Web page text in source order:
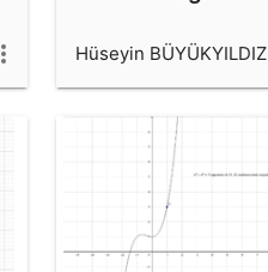
Hüseyin BÜYÜKYILDIZ